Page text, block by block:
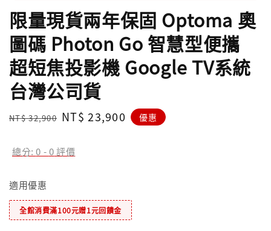
限量現貨兩年保固 Optoma 奧
圖碼 Photon Go 智慧型便攜
超短焦投影機 Google TV系統
台灣公司貨
Regular
NT$ 32,900 Sale
NT$ 23,900 優惠
總分:0 -0評價
適用優惠
全館消費滿100元贈1元回饋金